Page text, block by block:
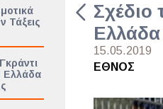
Τάξεις
Ελλάδα
15.05.2019
ΕΘΝΟΣ